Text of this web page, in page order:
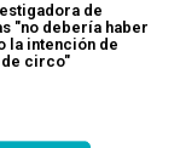
de
"no debería haber
la intención de
de circo"